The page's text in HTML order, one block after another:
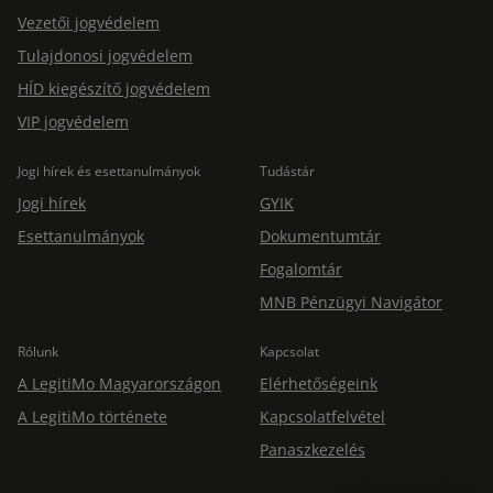
Vezetői jogvédelem
Tulajdonosi jogvédelem
HÍD kiegészítő jogvédelem
VIP jogvédelem
Jogi hírek és esettanulmányok
Jogi hírek
Esettanulmányok
Tudástár
GYIK
Dokumentumtár
Fogalomtár
MNB Pénzügyi Navigátor
Rólunk
A LegitiMo Magyarországon
A LegitiMo története
Kapcsolat
Elérhetőségeink
Kapcsolatfelvétel
Panaszkezelés